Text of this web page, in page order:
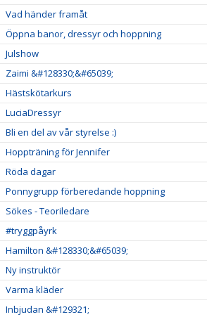
Vad händer framåt
Öppna banor, dressyr och hoppning
Julshow
Zaimi &#128330;&#65039;
Hästskötarkurs
LuciaDressyr
Bli en del av vår styrelse :)
Hoppträning för Jennifer
Röda dagar
Ponnygrupp förberedande hoppning
Sökes - Teoriledare
#tryggpåyrk
Hamilton &#128330;&#65039;
Ny instruktör
Varma kläder
Inbjudan &#129321;